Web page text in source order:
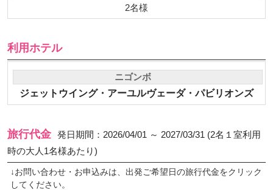
2名様
利用ホテル
ニゴンボ
ジェットウイング・アーユルヴェーダ・パビリオンズ
旅行代金 発日期間：2026/04/01 ～ 2027/03/31 (2名１室利用
時の大人1名様あたり)
↓お問い合わせ・お申込みは、出発ご希望日の旅行代金をクリック
してください。